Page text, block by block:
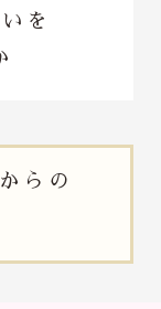
を
らの